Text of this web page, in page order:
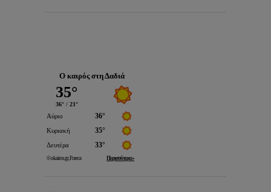
Ο καιρός στη Δαδιά